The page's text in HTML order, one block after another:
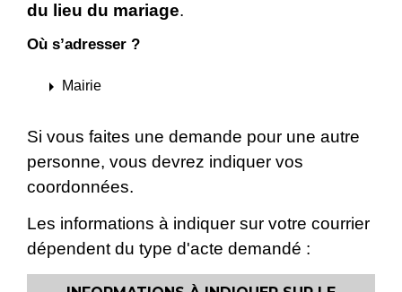
du lieu du mariage.
Où s’adresser ?
arrow_right Mairie
Si vous faites une demande pour une autre
personne, vous devrez indiquer vos
coordonnées.
Les informations à indiquer sur votre courrier
dépendent du type d'acte demandé :